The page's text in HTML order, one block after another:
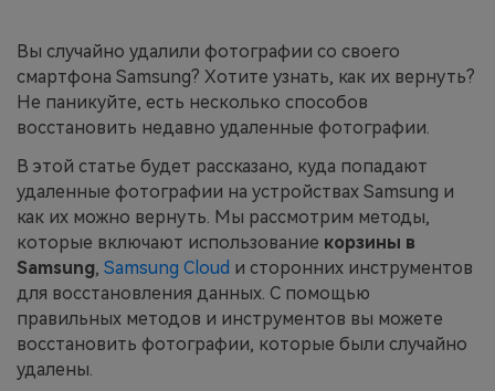
Приложение
Mutsapper
WhatsApp Business без сброса
настроек к заводским.
Приложение MobileTrans
Передавайте данные смартфона,
данные WhatsApp и файлы между
устройствами.
Вы случайно удалили фотографии со своего
смартфона Samsung? Хотите узнать, как их вернуть?
Не паникуйте, есть несколько способов
восстановить недавно удаленные фотографии.
В этой статье будет рассказано, куда попадают
удаленные фотографии на устройствах Samsung и
как их можно вернуть. Мы рассмотрим методы,
которые включают использование корзины в
Samsung, Samsung Cloud и сторонних инструментов
для восстановления данных. С помощью
правильных методов и инструментов вы можете
восстановить фотографии, которые были случайно
удалены.